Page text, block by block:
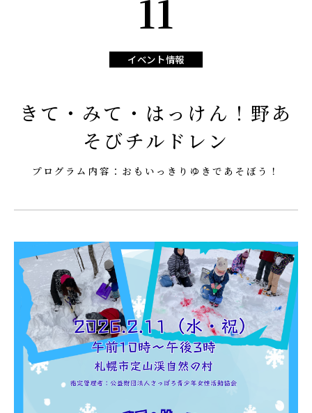
11
イベント情報
きて・みて・はっけん！野あ
そびチルドレン
プログラム内容：おもいっきりゆきであそぼう！